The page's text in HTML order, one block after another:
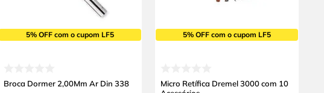
5% OFF com o cupom LF5
Broca Dormer 2,00Mm Ar Din 338
5% OFF com o cupom LF5
Micro Retífica Dremel 3000 com 10